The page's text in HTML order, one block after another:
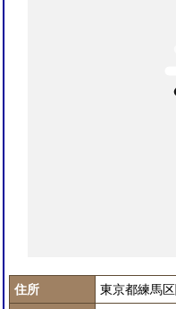
住所
東京都練馬